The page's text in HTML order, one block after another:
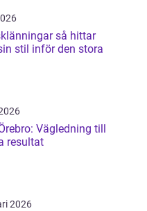
så hittar
stil inför den stora
Vägledning till
resultat
2026